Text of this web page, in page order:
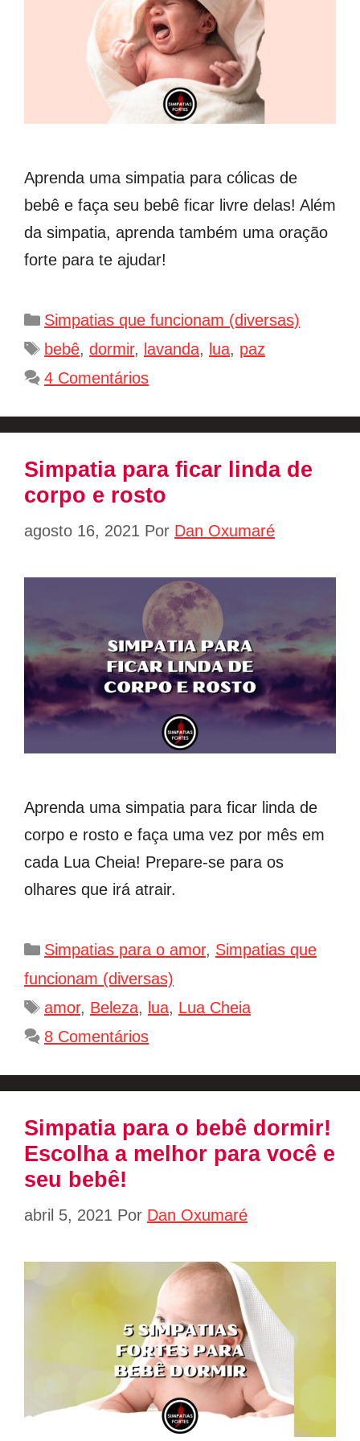
Aprenda uma simpatia para cólicas de
bebê e faça seu bebê ficar livre delas! Além
da simpatia, aprenda também uma oração
forte para te ajudar!
Categorias
Simpatias que funcionam (diversas)
Tags
bebê, dormir, lavanda, lua, paz
4 Comentários
Simpatia para ficar linda de
corpo e rosto
agosto 16, 2021 Por Dan Oxumaré
Aprenda uma simpatia para ficar linda de
corpo e rosto e faça uma vez por mês em
cada Lua Cheia! Prepare-se para os
olhares que irá atrair.
Categorias
Simpatias para o amor, Simpatias que
funcionam (diversas)
Tags
amor, Beleza, lua, Lua Cheia
8 Comentários
Simpatia para o bebê dormir!
Escolha a melhor para você e
seu bebê!
abril 5, 2021 Por Dan Oxumaré